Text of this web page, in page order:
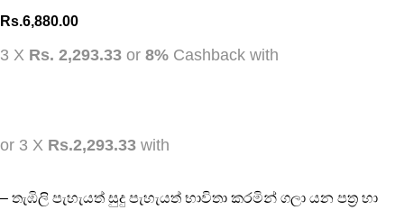
Rs.6,880.00
3 X Rs. 2,293.33 or 8% Cashback with
or 3 X Rs.2,293.33 with
– තැඹිලි පැහැයත් සුදු පැහැයත් භාවිතා කරමින් ගලා යන පත්‍ර හා